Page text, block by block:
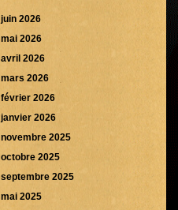
juin 2026
mai 2026
avril 2026
mars 2026
février 2026
janvier 2026
novembre 2025
octobre 2025
septembre 2025
mai 2025